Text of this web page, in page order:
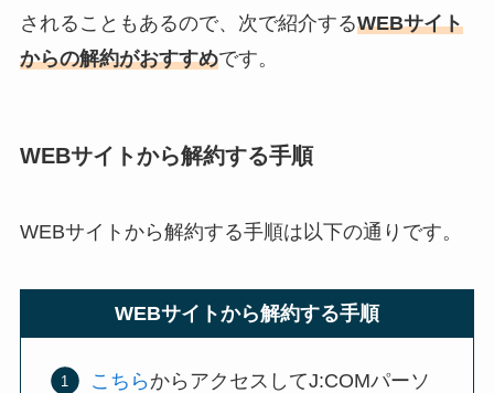
されることもあるので、次で紹介するWEBサイト
からの解約がおすすめです。
WEBサイトから解約する手順
WEBサイトから解約する手順は以下の通りです。
WEBサイトから解約する手順
こちら からアクセスしてJ:COMパーソ